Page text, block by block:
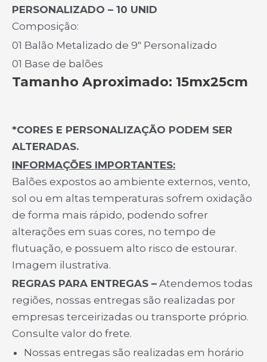
PERSONALIZADO – 10 UNID
Composição:
01 Balão Metalizado de 9″ Personalizado
01 Base de balões
Tamanho Aproximado: 15mx25cm
*CORES E PERSONALIZAÇÃO PODEM SER
ALTERADAS.
INFORMAÇÕES IMPORTANTES:
Balões expostos ao ambiente externos, vento,
sol ou em altas temperaturas sofrem oxidação
de forma mais rápido, podendo sofrer
alterações em suas cores, no tempo de
flutuação, e possuem alto risco de estourar.
Imagem ilustrativa.
REGRAS PARA ENTREGAS – Atendemos todas
regiões, nossas entregas são realizadas por
empresas terceirizadas ou transporte próprio.
Consulte valor do frete.
Nossas entregas são realizadas em horário